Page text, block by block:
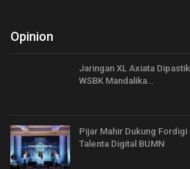
Opinion
Jaringan XL Axiata
WSBK Mandalika…
Pijar Mahir Dukung
Talenta Digital BUMN